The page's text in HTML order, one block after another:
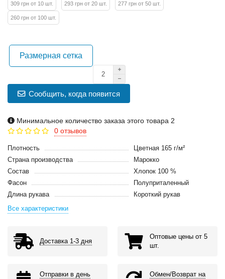
309 грн от 10 шт. 293 грн от 20 шт. 277 грн от 50 шт.
260 грн от 100 шт.
Размерная сетка
Сообщить, когда появится
Минимальное количество заказа этого товара 2
0 отзывов
Плотность
Цветная 165 г/м²
Страна производства
Марокко
Состав
Хлопок 100 %
Фасон
Полуприталенный
Длина рукава
Короткий рукав
Все характеристики
Доставка 1-3 дня
Оптовые цены от 5
шт.
Отправки в день
Обмен/Возврат на